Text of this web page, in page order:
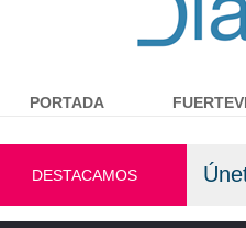
DESTACAMOS
PORTADA